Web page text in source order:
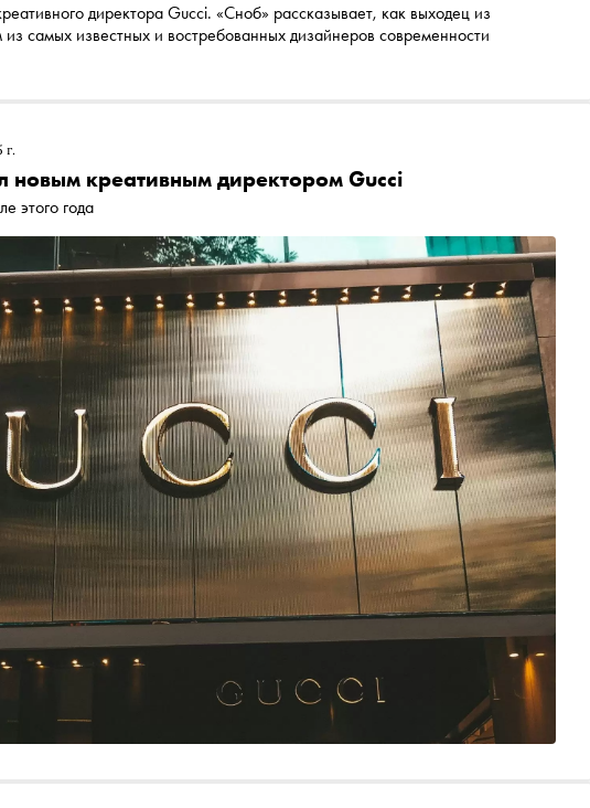
из самых известных и востребованных дизайнеров современности
г.
новым креативным директором Gucci
этого года